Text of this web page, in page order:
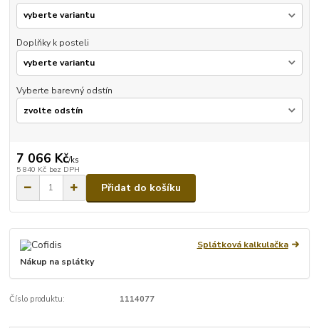
Doplňky k posteli
Vyberte barevný odstín
7 066 Kč/ks
5 840 Kč bez DPH
Přidat do košíku
Splátková kalkulačka
Nákup na splátky
Číslo produktu: 1114077